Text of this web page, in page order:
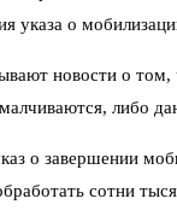
указа о
новости о
либо
о завершении
сотни